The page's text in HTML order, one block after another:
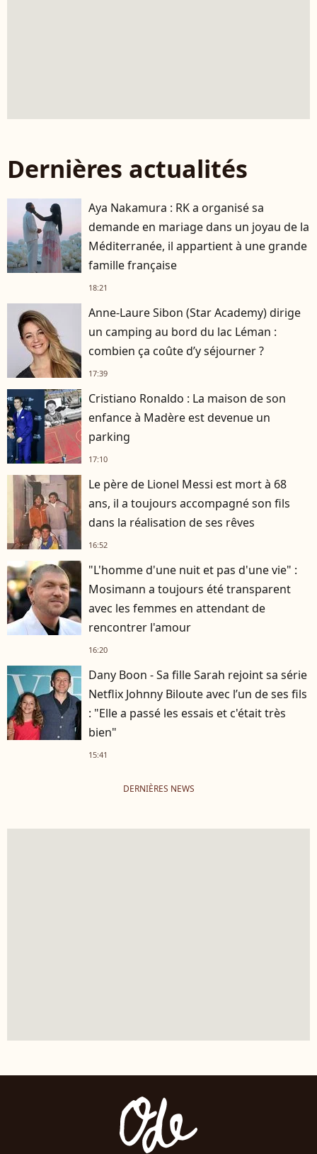
Dernières actualités
Aya Nakamura : RK a organisé sa
demande en mariage dans un joyau de la
Méditerranée, il appartient à une grande
famille française
18:21
Anne-Laure Sibon (Star Academy) dirige
un camping au bord du lac Léman :
combien ça coûte d’y séjourner ?
17:39
Cristiano Ronaldo : La maison de son
enfance à Madère est devenue un
parking
17:10
Le père de Lionel Messi est mort à 68
ans, il a toujours accompagné son fils
dans la réalisation de ses rêves
16:52
"L'homme d'une nuit et pas d'une vie" :
Mosimann a toujours été transparent
avec les femmes en attendant de
rencontrer l'amour
16:20
Dany Boon - Sa fille Sarah rejoint sa série
Netflix Johnny Biloute avec l’un de ses fils
: "Elle a passé les essais et c'était très
bien"
15:41
DERNIÈRES NEWS